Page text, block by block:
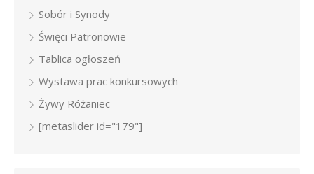
Sobór i Synody
Święci Patronowie
Tablica ogłoszeń
Wystawa prac konkursowych
Żywy Różaniec
[metaslider id="179"]